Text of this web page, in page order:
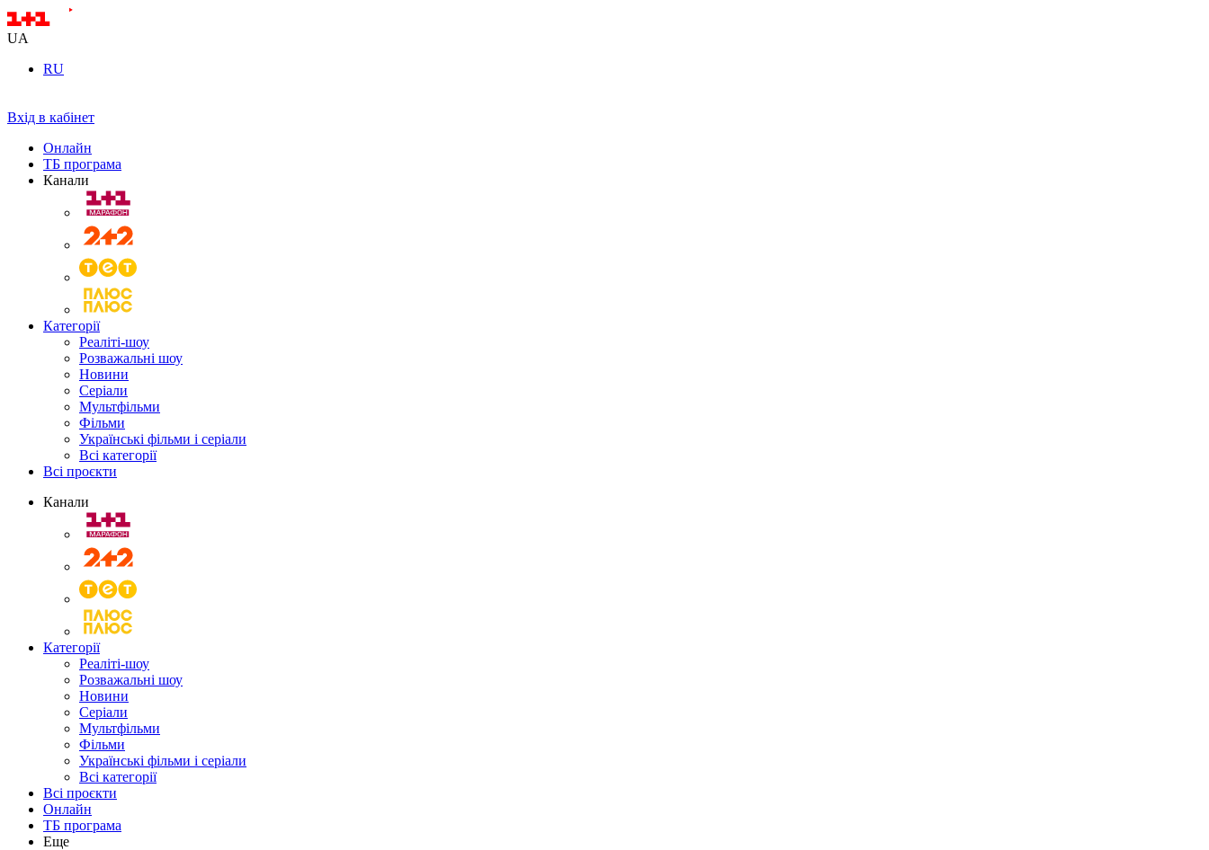
UA
RU
Вхід в кабінет
Онлайн
ТБ програма
Канали
Категорії
Реаліті-шоу
Розважальні шоу
Новини
Серіали
Мультфільми
Фільми
Українські фільми і серіали
Всі категорії
Всі проєкти
Канали
Категорії
Реаліті-шоу
Розважальні шоу
Новини
Серіали
Мультфільми
Фільми
Українські фільми і серіали
Всі категорії
Всі проєкти
Онлайн
ТБ програма
Еще